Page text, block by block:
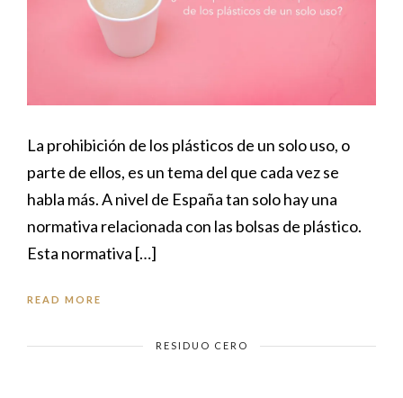
La prohibición de los plásticos de un solo uso, o
parte de ellos, es un tema del que cada vez se
habla más. A nivel de España tan solo hay una
normativa relacionada con las bolsas de plástico.
Esta normativa […]
READ MORE
RESIDUO CERO